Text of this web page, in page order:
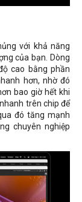
với khả năng
của bạn. Dòng
cao bằng phần
hơn, nhờ đó
bao giờ hết khi
trên chip để
đó tăng mạnh
chuyên nghiệp